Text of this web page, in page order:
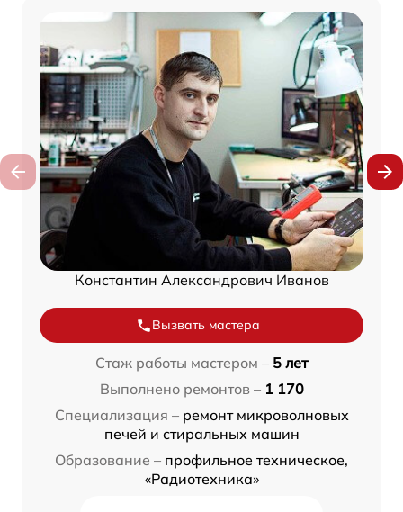
Константин Александрович Иванов
Вызвать мастера
Стаж работы мастером – 5 лет
Выполнено ремонтов – 1 170
Специализация – ремонт микроволновых
печей и стиральных машин
Образование – профильное техническое,
«Радиотехника»